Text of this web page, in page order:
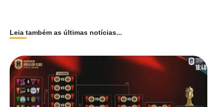
Leia também as últimas notícias...